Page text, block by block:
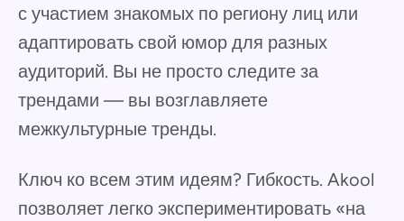
с участием знакомых по региону лиц или
адаптировать свой юмор для разных
аудиторий. Вы не просто следите за
трендами — вы возглавляете
межкультурные тренды.
Ключ ко всем этим идеям? Гибкость. Akool
позволяет легко экспериментировать «на